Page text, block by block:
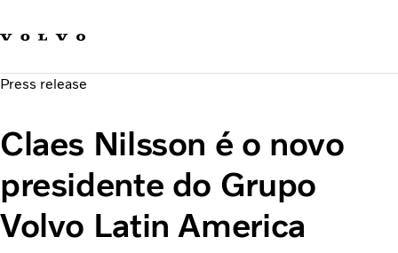
Carreira
Sustentabilidade e Segurança
Press release
Claes Nilsson é o novo
presidente do Grupo
Volvo Latin America